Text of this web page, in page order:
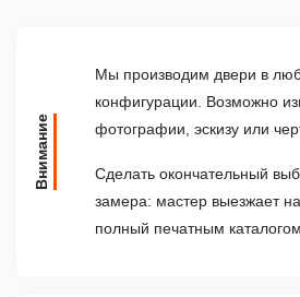
Внимание
Мы производим двери в
конфигурации. Возможно
фотографии, эскизу или
Сделать окончательный
замера: мастер выезжает
полный печатным